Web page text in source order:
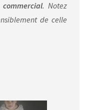
. Notez
de celle